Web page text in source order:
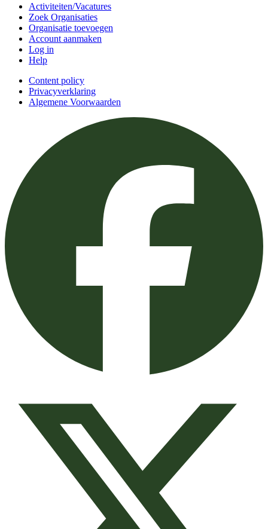
Activiteiten/Vacatures
Zoek Organisaties
Organisatie toevoegen
Account aanmaken
Log in
Help
Content policy
Privacyverklaring
Algemene Voorwaarden